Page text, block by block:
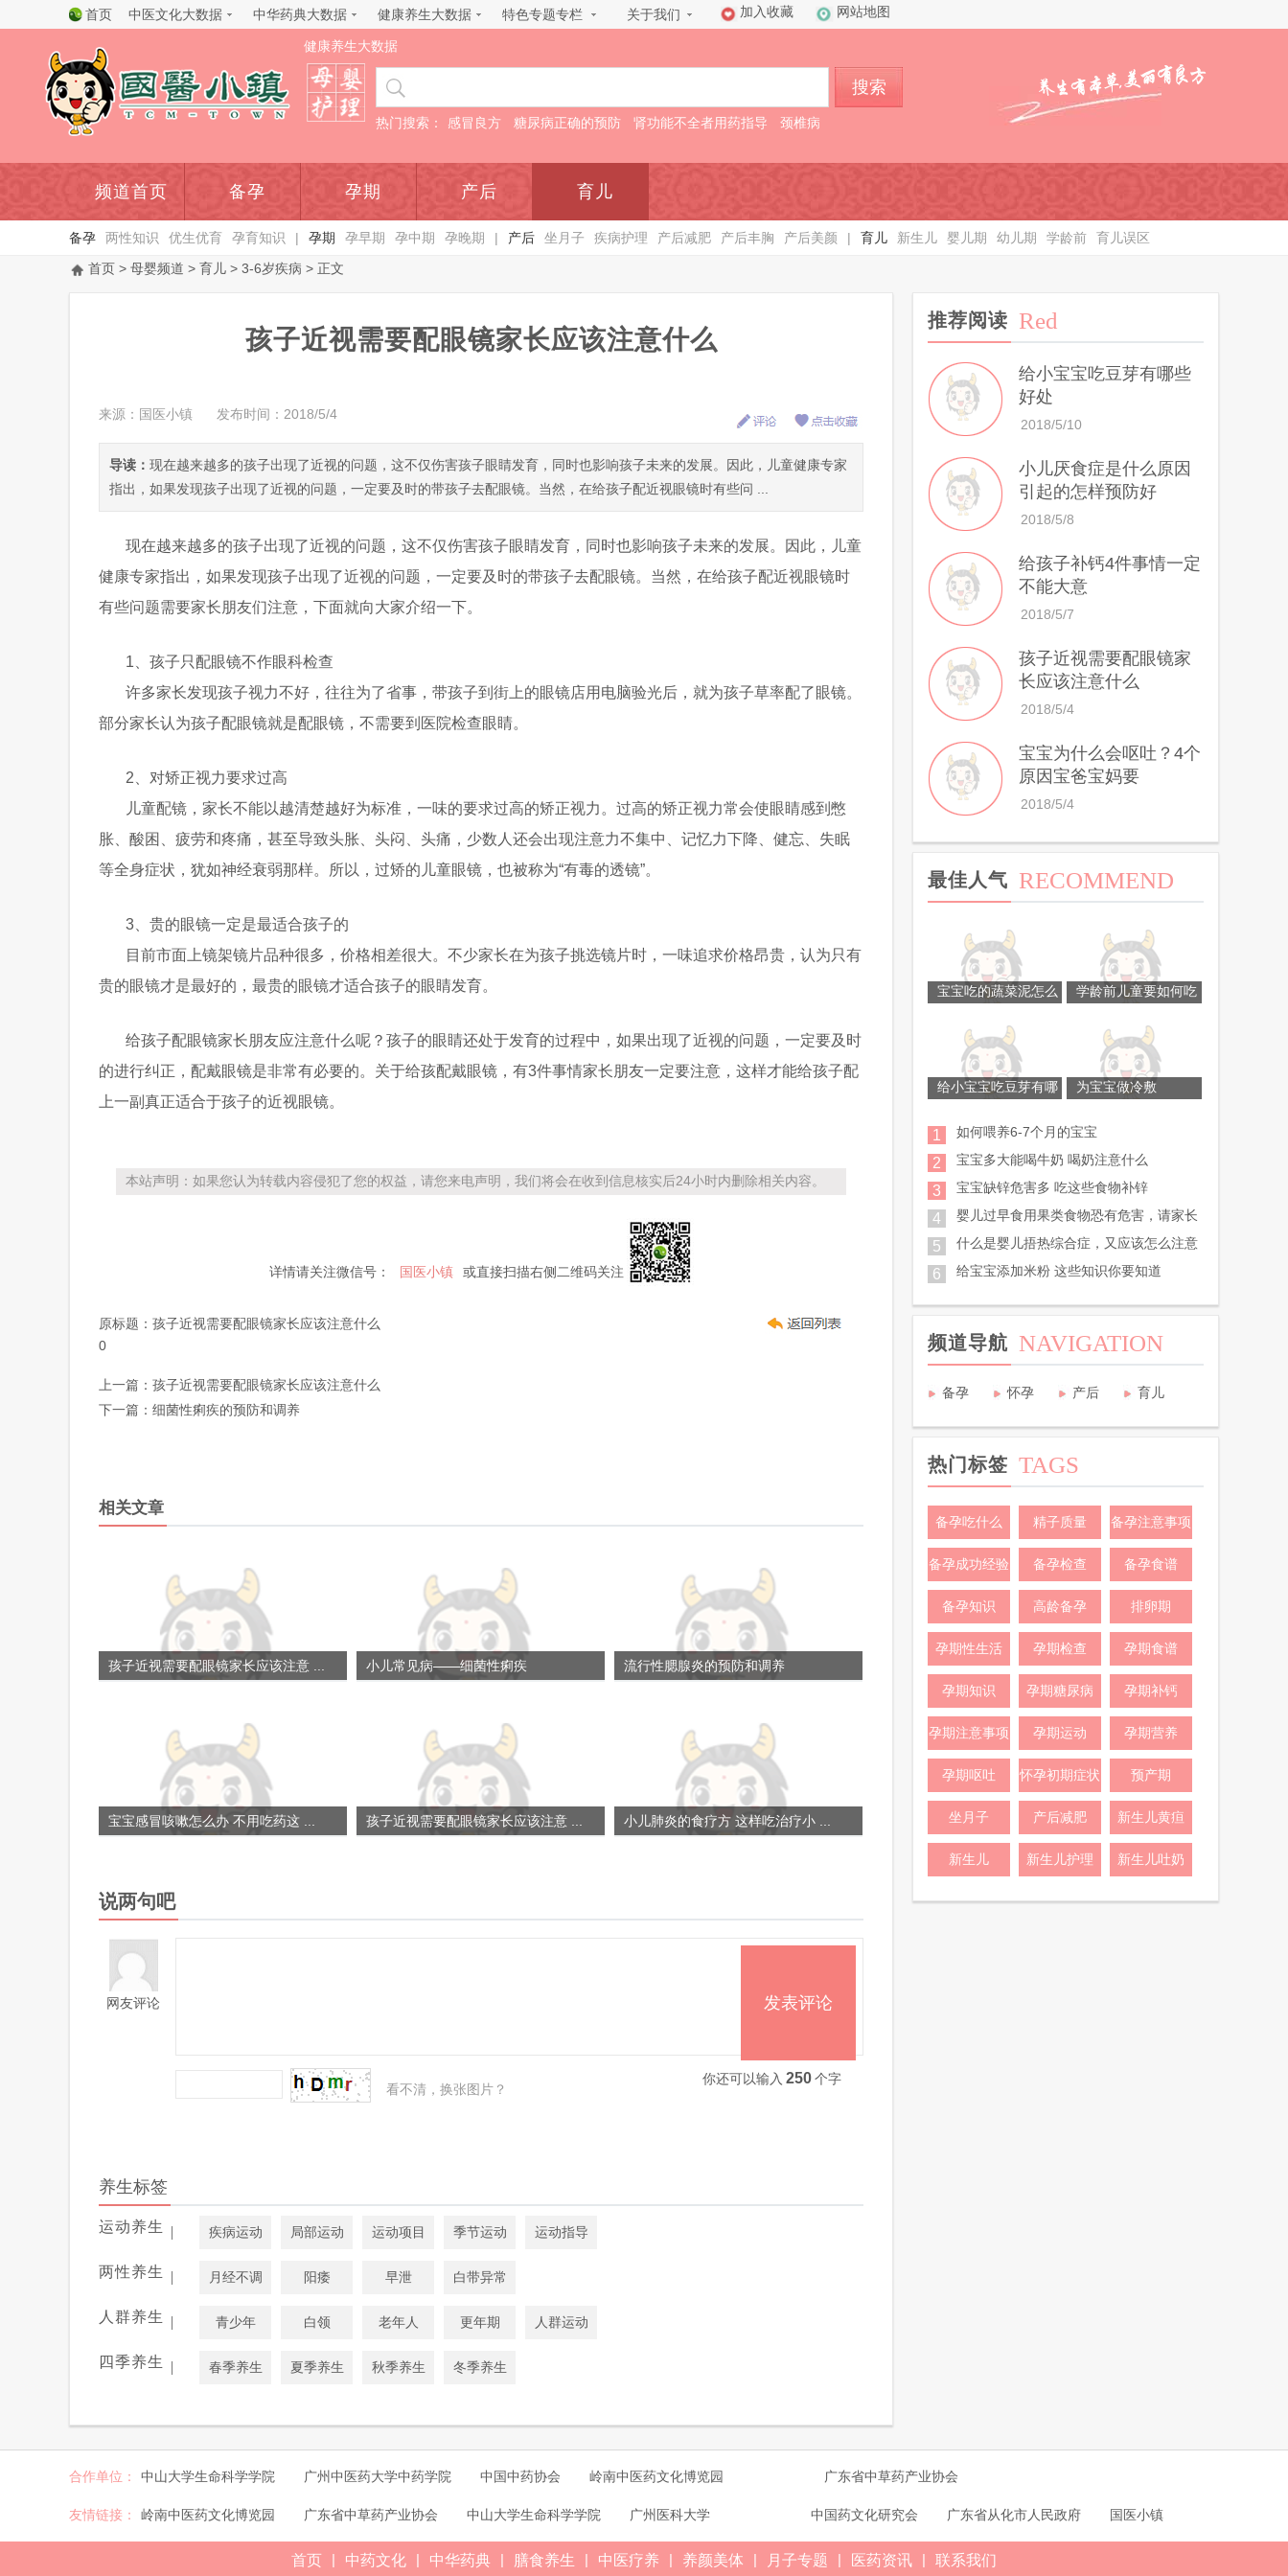
首页 中医文化大数据 中华药典大数据 健康养生大数据 特色专题专栏 关于我们 加入收藏 网站地图
健康养生大数据
搜索
热门搜索： 感冒良方 糖尿病正确的预防 肾功能不全者用药指导 颈椎病
频道首页 备孕 孕期 产后 育儿
备孕 两性知识 优生优育 孕育知识 | 孕期 孕早期 孕中期 孕晚期 | 产后 坐月子 疾病护理 产后减肥 产后丰胸 产后美颜 | 育儿 新生儿 婴儿期 幼儿期 学龄前
育儿误区
首页 > 母婴频道 > 育儿 > 3-6岁疾病 > 正文
孩子近视需要配眼镜家长应该注意什么
来源：国医小镇 发布时间：2018/5/4
导读： 现在越来越多的孩子出现了近视的问题，这不仅伤害孩子眼睛发育，同时也影响孩子未来的发展。因此，儿童健康专家
指出，如果发现孩子出现了近视的问题，一定要及时的带孩子去配眼镜。当然，在给孩子配近视眼镜时有些问 ...
现在越来越多的孩子出现了近视的问题，这不仅伤害孩子眼睛发育，同时也影响孩子未来的发展。因此，儿童
健康专家指出，如果发现孩子出现了近视的问题，一定要及时的带孩子去配眼镜。当然，在给孩子配近视眼镜时
有些问题需要家长朋友们注意，下面就向大家介绍一下。
1、孩子只配眼镜不作眼科检查
许多家长发现孩子视力不好，往往为了省事，带孩子到街上的眼镜店用电脑验光后，就为孩子草率配了眼镜。
部分家长认为孩子配眼镜就是配眼镜，不需要到医院检查眼睛。
2、对矫正视力要求过高
儿童配镜，家长不能以越清楚越好为标准，一味的要求过高的矫正视力。过高的矫正视力常会使眼睛感到憋
胀、酸困、疲劳和疼痛，甚至导致头胀、头闷、头痛，少数人还会出现注意力不集中、记忆力下降、健忘、失眠
等全身症状，犹如神经衰弱那样。所以，过矫的儿童眼镜，也被称为“有毒的透镜”。
3、贵的眼镜一定是最适合孩子的
目前市面上镜架镜片品种很多，价格相差很大。不少家长在为孩子挑选镜片时，一味追求价格昂贵，认为只有
贵的眼镜才是最好的，最贵的眼镜才适合孩子的眼睛发育。
给孩子配眼镜家长朋友应注意什么呢？孩子的眼睛还处于发育的过程中，如果出现了近视的问题，一定要及时
的进行纠正，配戴眼镜是非常有必要的。关于给孩配戴眼镜，有3件事情家长朋友一定要注意，这样才能给孩子配
上一副真正适合于孩子的近视眼镜。
本站声明：如果您认为转载内容侵犯了您的权益，请您来电声明，我们将会在收到信息核实后24小时内删除相关内容。
详情请关注微信号： 国医小镇 或直接扫描右侧二维码关注
原标题： 孩子近视需要配眼镜家长应该注意什么
0
上一篇： 孩子近视需要配眼镜家长应该注意什么
下一篇： 细菌性痢疾的预防和调养
相关文章
孩子近视需要配眼镜家长应该注意 ... 小儿常见病——细菌性痢疾 流行性腮腺炎的预防和调养
宝宝感冒咳嗽怎么办 不用吃药这 ... 孩子近视需要配眼镜家长应该注意 ... 小儿肺炎的食疗方 这样吃治疗小 ...
说两句吧
网友评论 发表评论
看不清，换张图片？
你还可以输入 250个字
养生标签
运动养生 | 疾病运动 局部运动 运动项目 季节运动 运动指导
两性养生 | 月经不调 阳痿 早泄 白带异常
人群养生 | 青少年 白领 老年人 更年期 人群运动
四季养生 | 春季养生 夏季养生 秋季养生 冬季养生
推荐阅读 Red
给小宝宝吃豆芽有哪些
好处
2018/5/10
小儿厌食症是什么原因
引起的怎样预防好
2018/5/8
给孩子补钙4件事情一定
不能大意
2018/5/7
孩子近视需要配眼镜家
长应该注意什么
2018/5/4
宝宝为什么会呕吐？4个
原因宝爸宝妈要
2018/5/4
最佳人气 RECOMMEND
宝宝吃的蔬菜泥怎么 学龄前儿童要如何吃
给小宝宝吃豆芽有哪 为宝宝做冷敷
1 如何喂养6-7个月的宝宝
2 宝宝多大能喝牛奶 喝奶注意什么
3 宝宝缺锌危害多 吃这些食物补锌
4 婴儿过早食用果类食物恐有危害，请家长
5 什么是婴儿捂热综合症，又应该怎么注意
6 给宝宝添加米粉 这些知识你要知道
频道导航 NAVIGATION
备孕 怀孕 产后 育儿
热门标签 TAGS
备孕吃什么 精子质量 备孕注意事项
备孕成功经验 备孕检查 备孕食谱
备孕知识 高龄备孕 排卵期
孕期性生活 孕期检查 孕期食谱
孕期知识 孕期糖尿病 孕期补钙
孕期注意事项 孕期运动 孕期营养
孕期呕吐 怀孕初期症状 预产期
坐月子 产后减肥 新生儿黄疸
新生儿 新生儿护理 新生儿吐奶
合作单位： 中山大学生命科学学院 广州中医药大学中药学院 中国中药协会 岭南中医药文化博览园 广东省中草药产业协会
友情链接： 岭南中医药文化博览园 广东省中草药产业协会 中山大学生命科学学院 广州医科大学 中国药文化研究会 广东省从化市人民政府 国医小镇
首页 | 中药文化 | 中华药典 | 膳食养生 | 中医疗养 | 养颜美体 | 月子专题 | 医药资讯 | 联系我们